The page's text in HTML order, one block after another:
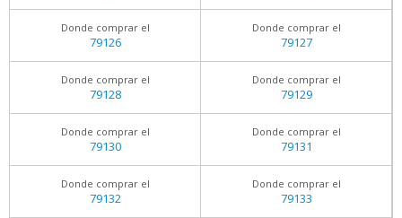
Donde comprar el
79126
Donde comprar el
79127
Donde comprar el
79128
Donde comprar el
79129
Donde comprar el
79130
Donde comprar el
79131
Donde comprar el
79132
Donde comprar el
79133